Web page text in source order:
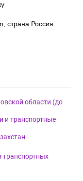
страна Россия.
области (до
и транспортные
транспортных